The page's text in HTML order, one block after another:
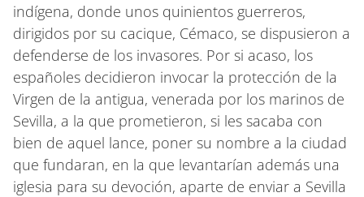
indígena, donde unos quinientos guerreros,
dirigidos por su cacique, Cémaco, se dispusieron a
defenderse de los invasores. Por si acaso, los
españoles decidieron invocar la protección de la
Virgen de la antigua, venerada por los marinos de
Sevilla, a la que prometieron, si les sacaba con
bien de aquel lance, poner su nombre a la ciudad
que fundaran, en la que levantarían además una
iglesia para su devoción, aparte de enviar a Sevilla